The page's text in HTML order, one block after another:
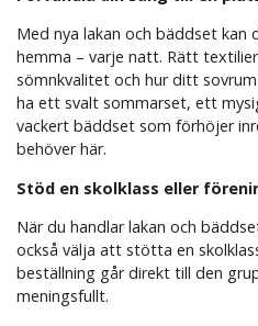
Med nya lakan och bäddset kan
hemma – varje natt. Rätt
sömnkvalitet och hur ditt
ha ett svalt sommarset, ett
vackert bäddset som förhöjer
behöver här.
Stöd en skolklass eller
När du handlar lakan och
också välja att stötta en
beställning går direkt till den
meningsfullt.